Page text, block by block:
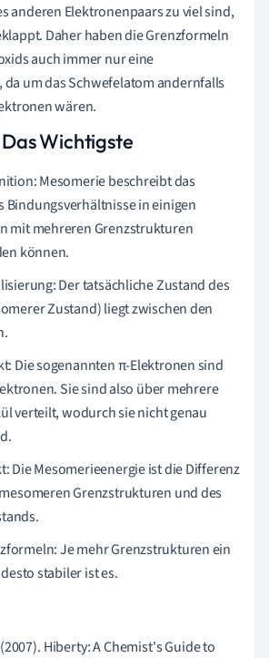
anderen Elektronenpaars zu viel sind,
Daher haben die Grenzformeln
auch immer nur eine
um das Schwefelatom andernfalls
wären.
Wichtigste
Mesomerie beschreibt das
Bindungsverhältnisse in einigen
mit mehreren Grenzstrukturen
können.
Der tatsächliche Zustand des
Zustand) liegt zwischen den
Die sogenannten π-Elektronen sind
Sie sind also über mehrere
verteilt, wodurch sie nicht genau
Die Mesomerieenergie ist die Differenz
Grenzstrukturen und des
Je mehr Grenzstrukturen ein
stabiler ist es.
(2007). Hiberty: A Chemist's Guide to